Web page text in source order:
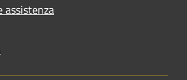
assistenza